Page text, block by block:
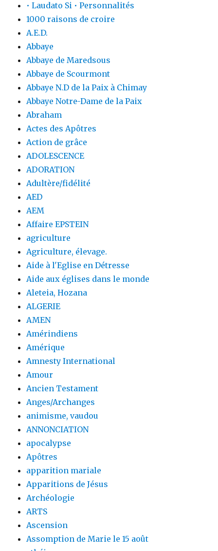
• Laudato Si • Personnalités
1000 raisons de croire
A.E.D.
Abbaye
Abbaye de Maredsous
Abbaye de Scourmont
Abbaye N.D de la Paix à Chimay
Abbaye Notre-Dame de la Paix
Abraham
Actes des Apôtres
Action de grâce
ADOLESCENCE
ADORATION
Adultère/fidélité
AED
AEM
Affaire EPSTEIN
agriculture
Agriculture, élevage.
Aide à l'Eglise en Détresse
Aide aux églises dans le monde
Aleteia, Hozana
ALGERIE
AMEN
Amérindiens
Amérique
Amnesty International
Amour
Ancien Testament
Anges/Archanges
animisme, vaudou
ANNONCIATION
apocalypse
Apôtres
apparition mariale
Apparitions de Jésus
Archéologie
ARTS
Ascension
Assomption de Marie le 15 août